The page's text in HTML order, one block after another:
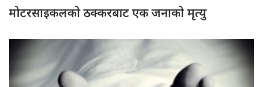
मोटरसाइकलको ठक्करबाट एक जनाको मृत्यु